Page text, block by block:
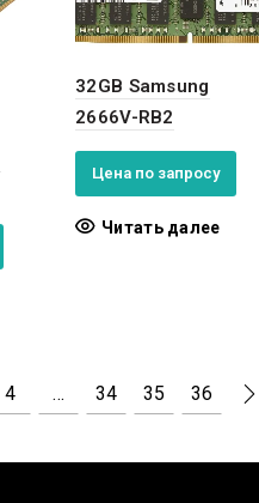
32GB Samsung
2666V-RB2
Цена по запросу
Читать далее
4 … 34 35 36